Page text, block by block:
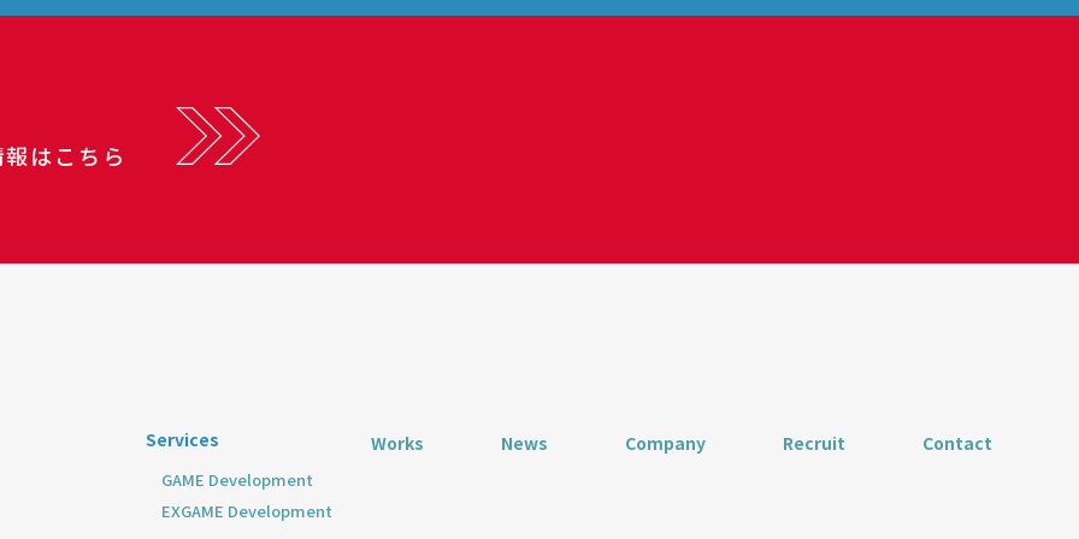
はこちら
Services
GAME Development
EXGAME Development
Works News Company Recruit Contact